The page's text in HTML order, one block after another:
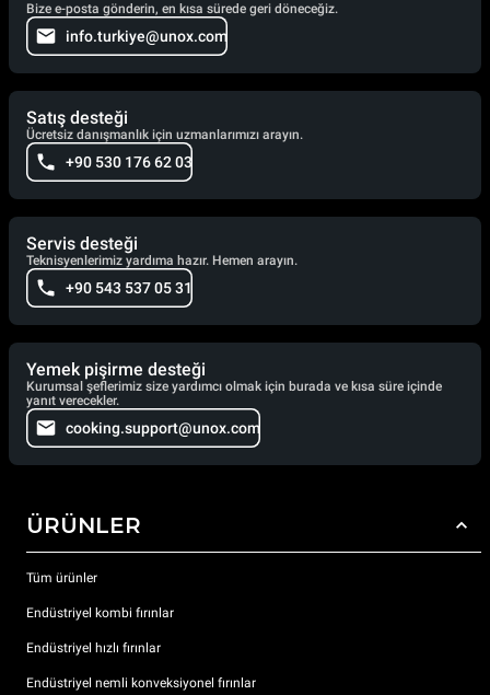
Bize e-posta gönderin, en kısa sürede geri döneceğiz.
info.turkiye@unox.com
Satış desteği
Ücretsiz danışmanlık için uzmanlarımızı arayın.
+90 530 176 62 03
Servis desteği
Teknisyenlerimiz yardıma hazır. Hemen arayın.
+90 543 537 05 31
Yemek pişirme desteği
Kurumsal şeflerimiz size yardımcı olmak için burada ve kısa süre içinde
yanıt verecekler.
cooking.support@unox.com
ÜRÜNLER
Tüm ürünler
Endüstriyel kombi fırınlar
Endüstriyel hızlı fırınlar
Endüstriyel nemli konveksiyonel fırınlar